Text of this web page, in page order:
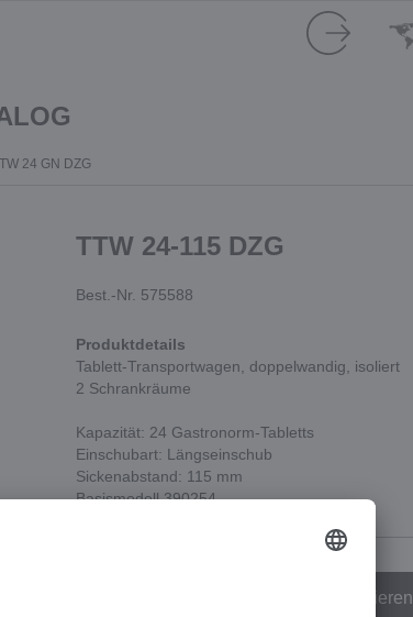
24 GN DZG
TTW 24-115 DZG
Best.-Nr. 575588
Produktdetails
Tablett-Transportwagen, doppelwandig, isoliert
2 Schrankräume
Kapazität: 24 Gastronorm-Tabletts
Einschubart: Längseinschub
Sickenabstand: 115 mm
Basismodell 390254
Konfigurieren